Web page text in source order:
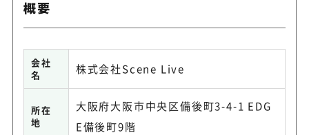
概要
会社
名
株式会社Scene Live
所在
地
大阪府大阪市中央区備後町3-4-1 EDG
E備後町9階